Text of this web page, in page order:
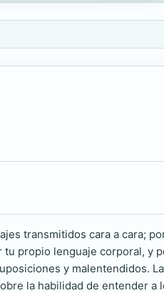
transmitidos cara a cara;
propio lenguaje corporal, y
y malentendidos.
la habilidad de entender a